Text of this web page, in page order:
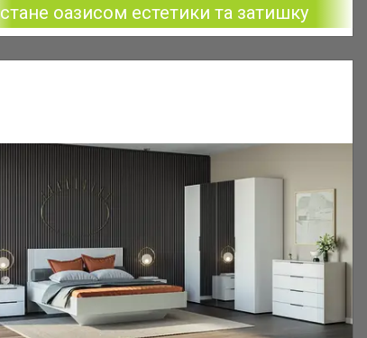
стане оазисом естетики та затишку